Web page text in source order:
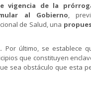
vigencia de la
al Gobierno
de Salud, una
Por último, se establece
que constituyen
sea obstáculo que esta